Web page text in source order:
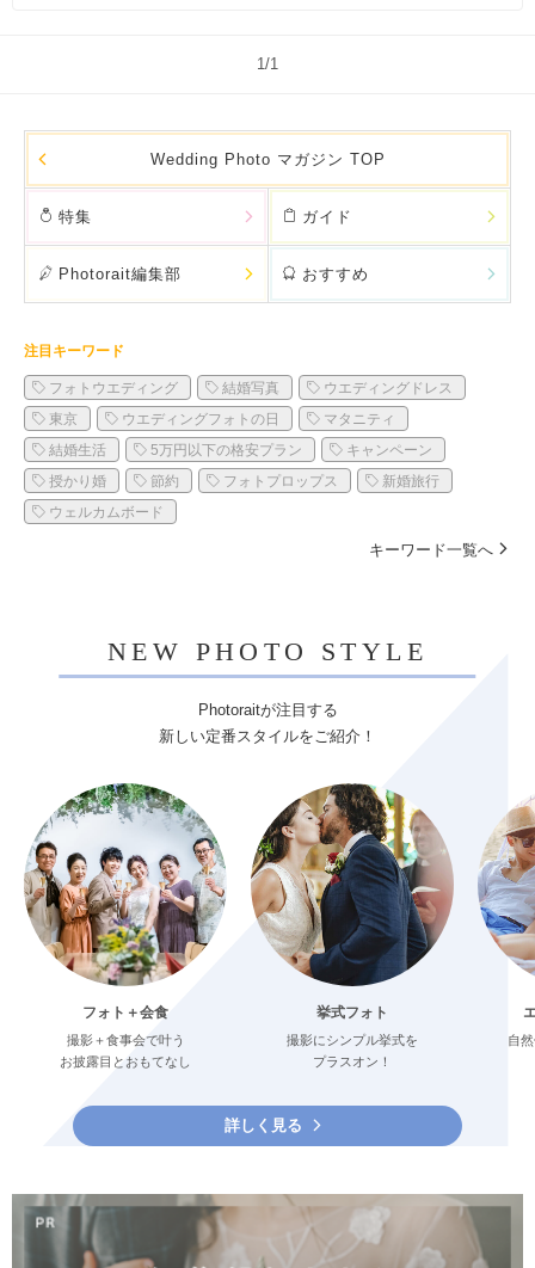
1/1
Wedding Photo マガジン TOP
特集 ガイド
Photorait編集部 おすすめ
注目キーワード
フォトウエディング 結婚写真
ウエディングドレス
東京
ウエディングフォトの日
マタニティ
結婚生活
5万円以下の格安プラン
キャンペーン
授かり婚
節約 フォトプロップス
新婚旅行
ウェルカムボード
キーワード一覧へ
NEW PHOTO STYLE
Photoraitが注目する
新しい定番スタイルをご紹介！
フォト＋会食
撮影＋食事会で叶う
お披露目とおもてなし
挙式フォト
撮影にシンプル挙式を
プラスオン！
自
詳しく見る